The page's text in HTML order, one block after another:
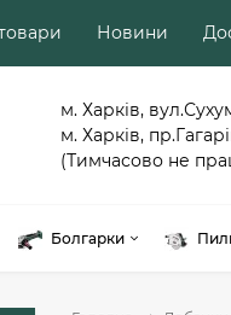
Новини
м. Харків,
м. Харків,
(Тимчасово не
Болгарки